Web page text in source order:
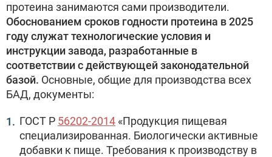
протеина занимаются сами производители.
Обоснованием сроков годности протеина в 2025
году служат технологические условия и
инструкции завода, разработанные в
соответствии с действующей законодательной
базой. Основные, общие для производства всех
БАД, документы:
ГОСТ Р 56202-2014 «Продукция пищевая
специализированная. Биологически активные
добавки к пище. Требования к производству в